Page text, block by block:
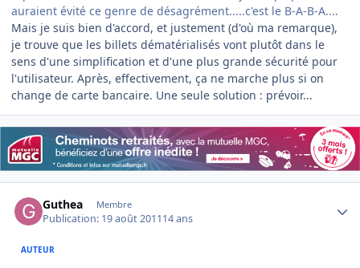
auraient évité ce genre de désagrément.....c'est le B-A-B-A....
Mais je suis bien d'accord, et justement (d'où ma remarque),
je trouve que les billets dématérialisés vont plutôt dans le
sens d'une simplification et d'une plus grande sécurité pour
l'utilisateur. Après, effectivement, ça ne marche plus si on
change de carte bancaire. Une seule solution : prévoir...
Guthea Membre
Publication: 19 août 201114 ans
AUTEUR